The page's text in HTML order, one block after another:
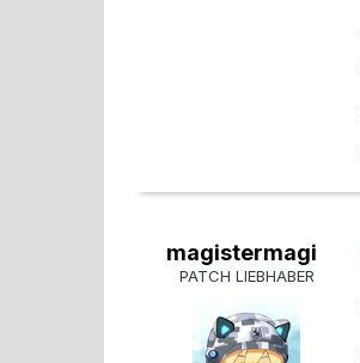
magistermagi
PATCH LIEBHABER